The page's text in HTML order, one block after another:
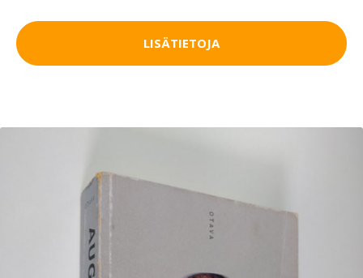
LISÄTIETOJA